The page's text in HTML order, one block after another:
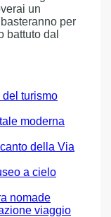
un
per
battuto dal
del turismo
moderna
della Via
a cielo
nomade
viaggio